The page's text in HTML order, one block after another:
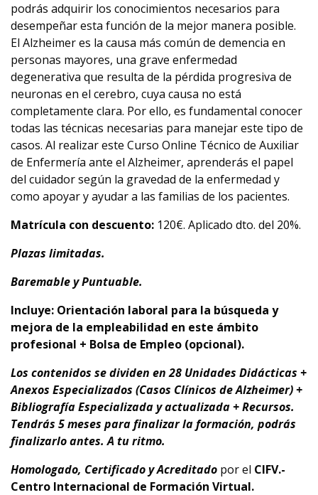
podrás adquirir los conocimientos necesarios para
desempeñar esta función de la mejor manera posible.
El Alzheimer es la causa más común de demencia en
personas mayores, una grave enfermedad
degenerativa que resulta de la pérdida progresiva de
neuronas en el cerebro, cuya causa no está
completamente clara. Por ello, es fundamental conocer
todas las técnicas necesarias para manejar este tipo de
casos. Al realizar este Curso Online Técnico de Auxiliar
de Enfermería ante el Alzheimer, aprenderás el papel
del cuidador según la gravedad de la enfermedad y
como apoyar y ayudar a las familias de los pacientes.
Matrícula con descuento: 120€. Aplicado dto. del 20%.
Plazas limitadas.
Baremable y Puntuable.
Incluye: Orientación laboral para la búsqueda y
mejora de la empleabilidad en este ámbito
profesional + Bolsa de Empleo (opcional).
Los contenidos se dividen en 28 Unidades Didácticas +
Anexos Especializados (Casos Clínicos de Alzheimer) +
Bibliografía Especializada y actualizada + Recursos.
Tendrás 5 meses para finalizar la formación, podrás
finalizarlo antes.A tu ritmo.
Homologado, Certificado y Acreditado por el CIFV.-
Centro Internacional de Formación Virtual.